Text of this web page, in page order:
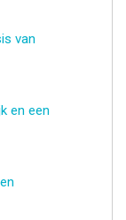
van
en een